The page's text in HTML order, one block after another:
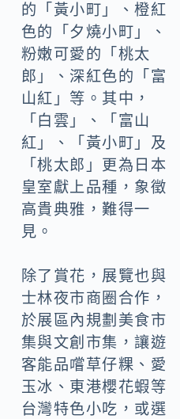
的「黃小町」、橙紅
色的「夕燒小町」、
粉嫩可愛的「桃太
郎」、深紅色的「富
山紅」等。其中，
「白雲」、「富山
紅」、「黃小町」及
「桃太郎」更為日本
皇室獻上品種，象徵
高貴典雅，難得一
見。
除了賞花，展覽也與
士林夜市商圈合作，
於展區內規劃美食市
集與文創市集，讓遊
客能品嚐草仔粿、愛
玉冰、東港櫻花蝦等
台灣特色小吃，或選